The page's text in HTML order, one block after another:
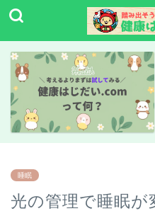
睡眠
光の管理で睡眠が